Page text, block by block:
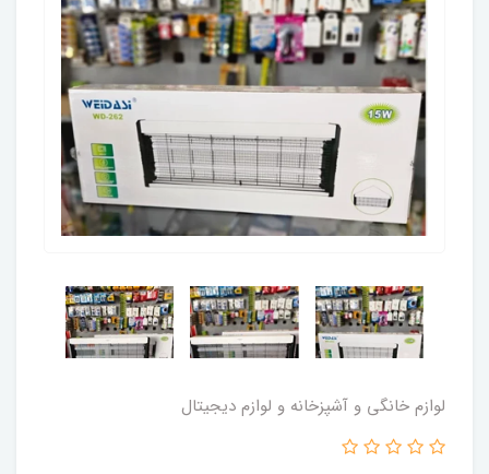
لوازم خانگی و آشپزخانه و لوازم دیجیتال